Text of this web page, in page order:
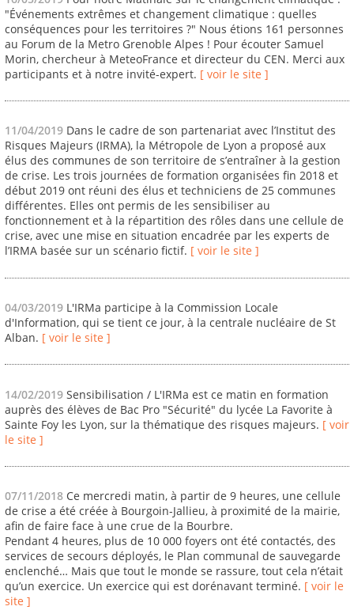
"Événements extrêmes et changement climatique : quelles
conséquences pour les territoires ?" Nous étions 161 personnes
au Forum de la Metro Grenoble Alpes ! Pour écouter Samuel
Morin, chercheur à MeteoFrance et directeur du CEN. Merci aux
participants et à notre invité-expert. [ voir le site ]
11/04/2019 Dans le cadre de son partenariat avec l’Institut des
Risques Majeurs (IRMA), la Métropole de Lyon a proposé aux
élus des communes de son territoire de s’entraîner à la gestion
de crise. Les trois journées de formation organisées fin 2018 et
début 2019 ont réuni des élus et techniciens de 25 communes
différentes. Elles ont permis de les sensibiliser au
fonctionnement et à la répartition des rôles dans une cellule de
crise, avec une mise en situation encadrée par les experts de
l’IRMA basée sur un scénario fictif. [ voir le site ]
04/03/2019 L'IRMa participe à la Commission Locale
d'Information, qui se tient ce jour, à la centrale nucléaire de St
Alban. [ voir le site ]
14/02/2019 Sensibilisation / L'IRMa est ce matin en formation
auprès des élèves de Bac Pro "Sécurité" du lycée La Favorite à
Sainte Foy les Lyon, sur la thématique des risques majeurs. [ voir
le site ]
07/11/2018 Ce mercredi matin, à partir de 9 heures, une cellule
de crise a été créée à Bourgoin-Jallieu, à proximité de la mairie,
afin de faire face à une crue de la Bourbre.
Pendant 4 heures, plus de 10 000 foyers ont été contactés, des
services de secours déployés, le Plan communal de sauvegarde
enclenché… Mais que tout le monde se rassure, tout cela n’était
qu’un exercice. Un exercice qui est dorénavant terminé. [ voir le
site ]